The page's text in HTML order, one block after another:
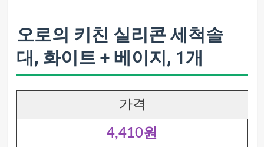
오로의 키친 실리콘 세척솔
대, 화이트 + 베이지, 1개
가격
4,410원